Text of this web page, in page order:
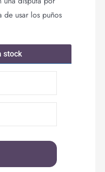
de usar los puños
stock